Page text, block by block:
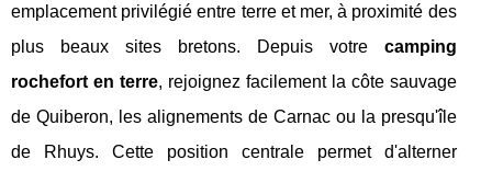
emplacement privilégié entre terre et mer, à proximité des
plus beaux sites bretons. Depuis votre camping
rochefort en terre, rejoignez facilement la côte sauvage
de Quiberon, les alignements de Carnac ou la presqu'île
de Rhuys. Cette position centrale permet d'alterner